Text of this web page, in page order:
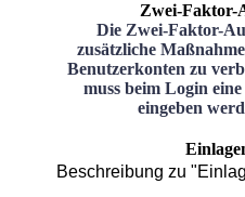
Zwei-Faktor-
Die Zwei-Faktor-
zusätzliche
Benutzerkonten zu
muss beim Login
eingeben
Beschreibung zu